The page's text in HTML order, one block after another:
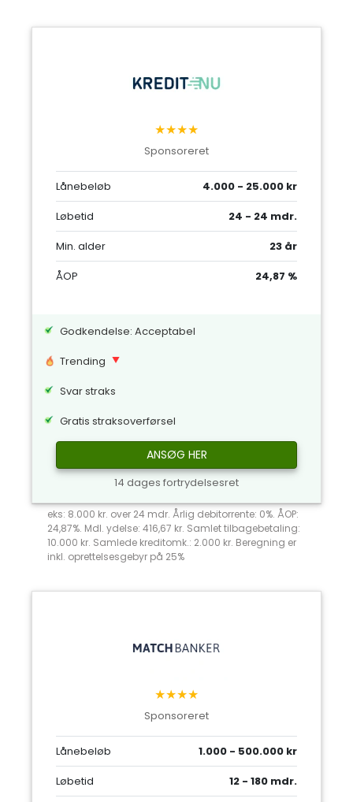
★★★★
Sponsoreret
Lånebeløb
4.000 - 25.000 kr
Løbetid
24 - 24 mdr.
Min. alder
23 år
ÅOP
24,87 %
Godkendelse: Acceptabel
Trending
Svar straks
Gratis straksoverførsel
ANSØG HER
14 dages fortrydelsesret
eks: 8.000 kr. over 24 mdr. Årlig debitorrente: 0%. ÅOP:
24,87%. Mdl. ydelse: 416,67 kr. Samlet tilbagebetaling:
10.000 kr. Samlede kreditomk.: 2.000 kr. Beregning er
inkl. oprettelsesgebyr på 25%
★★★★
Sponsoreret
Lånebeløb
1.000 - 500.000 kr
Løbetid
12 - 180 mdr.